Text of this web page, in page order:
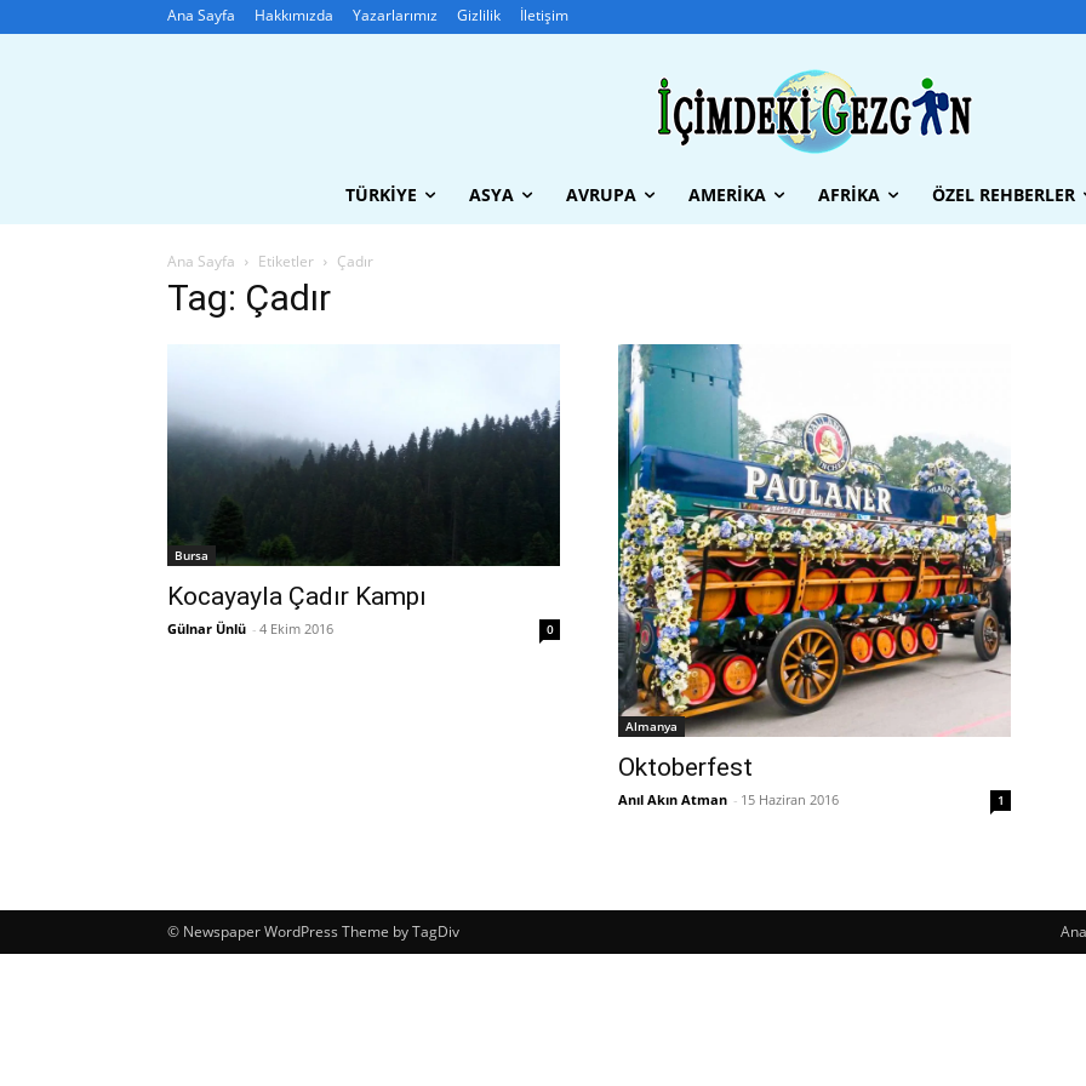
Ana Sayfa Hakkımızda Yazarlarımız Gizlilik İletişim
TÜRKIYE ASYA AVRUPA AMERIKA AFRIKA ÖZEL REHBERLER
Ana Sayfa Etiketler Çadır
Tag: Çadır
Bursa
Kocayayla Çadır Kampı
Gülnar Ünlü - 4 Ekim 2016 0
Almanya
Oktoberfest
Anıl Akın Atman - 15 Haziran 2016 1
© Newspaper WordPress Theme by TagDiv